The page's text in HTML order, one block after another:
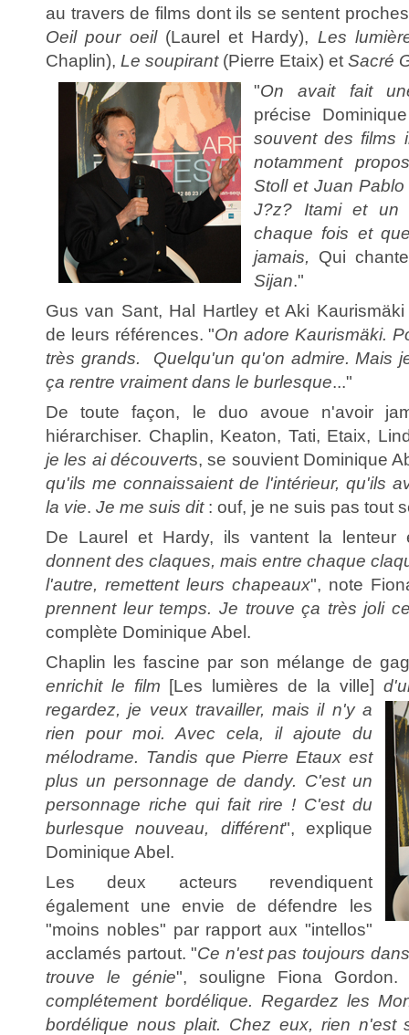
au travers de films dont ils se sentent
Oeil pour oeil (Laurel et Hardy), Les
Chaplin), Le soupirant(Pierre Etaix) et Sacré
"On avait fait
précise
souvent des films
notamment
Stoll et Juan
J?z? Itami et
chaque fois et
jamais, Qui
Sijan."
Gus van Sant, Hal Hartley et Aki
de leurs références. "On adore Kaurismäki.
très grands. Quelqu'un qu'on admire. Mais
ça rentre vraiment dans le burlesque..."
De toute façon, le duo avoue n'avoir
hiérarchiser. Chaplin, Keaton, Tati, Etaix,
je les ai découverts, se souvient Dominique
qu'ils me connaissaient de l'intérieur, qu'ils
la vie. Je me suis dit: ouf, je ne suis pas tout
De Laurel et Hardy, ils vantent la lenteur
donnent des claques, mais entre chaque
l'autre, remettent leurs chapeaux", note
prennent leur temps. Je trouve ça très joli
complète Dominique Abel.
Chaplin les fascine par son mélange de
enrichit le film [Les lumières de la ville]
regardez, je veux travailler, mais il n'y a
rien pour moi. Avec cela, il ajoute du
mélodrame. Tandis que Pierre Etaux est
plus un personnage de dandy. C'est un
personnage riche qui fait rire ! C'est du
burlesque nouveau, différent", explique
Dominique Abel.
Les deux acteurs revendiquent
également une envie de défendre les
"moins nobles" par rapport aux "intellos"
acclamés partout. "Ce n'est pas toujours
trouve le génie", souligne Fiona Gordon.
complétement bordélique. Regardez les
bordélique nous plait. Chez eux, rien